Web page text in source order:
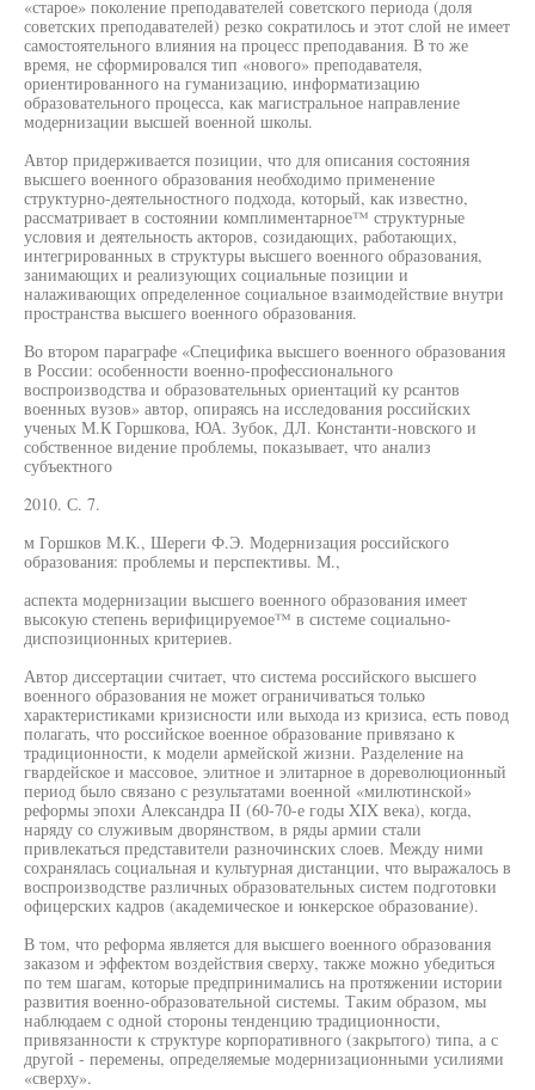
«старое» поколение преподавателей советского периода (доля
советских преподавателей) резко сократилось и этот слой не имеет
самостоятельного влияния на процесс преподавания. В то же
время, не сформировался тип «нового» преподавателя,
ориентированного на гуманизацию, информатизацию
образовательного процесса, как магистральное направление
модернизации высшей военной школы.
Автор придерживается позиции, что для описания состояния
высшего военного образования необходимо применение
структурно-деятельностного подхода, который, как известно,
рассматривает в состоянии комплиментарное™ структурные
условия и деятельность акторов, созидающих, работающих,
интегрированных в структуры высшего военного образования,
занимающих и реализующих социальные позиции и
налаживающих определенное социальное взаимодействие внутри
пространства высшего военного образования.
Во втором параграфе «Специфика высшего военного образования
в России: особенности военно-профессионального
воспроизводства и образовательных ориентаций ку рсантов
военных вузов» автор, опираясь на исследования российских
ученых М.К Горшкова, ЮА. Зубок, ДЛ. Константи-новского и
собственное видение проблемы, показывает, что анализ
субъектного
2010. С. 7.
м Горшков М.К., Шереги Ф.Э. Модернизация российского
образования: проблемы и перспективы. М.,
аспекта модернизации высшего военного образования имеет
высокую степень верифицируемое™ в системе социально-
диспозиционных критериев.
Автор диссертации считает, что система российского высшего
военного образования не может ограничиваться только
характеристиками кризисности или выхода из кризиса, есть повод
полагать, что российское военное образование привязано к
традиционности, к модели армейской жизни. Разделение на
гвардейское и массовое, элитное и элитарное в дореволюционный
период было связано с результатами военной «милютинской»
реформы эпохи Александра II (60-70-е годы XIX века), когда,
наряду со служивым дворянством, в ряды армии стали
привлекаться представители разночинских слоев. Между ними
сохранялась социальная и культурная дистанции, что выражалось в
воспроизводстве различных образовательных систем подготовки
офицерских кадров (академическое и юнкерское образование).
В том, что реформа является для высшего военного образования
заказом и эффектом воздействия сверху, также можно убедиться
по тем шагам, которые предпринимались на протяжении истории
развития военно-образовательной системы. Таким образом, мы
наблюдаем с одной стороны тенденцию традиционности,
привязанности к структуре корпоративного (закрытого) типа, а с
другой - перемены, определяемые модернизационными усилиями
«сверху».